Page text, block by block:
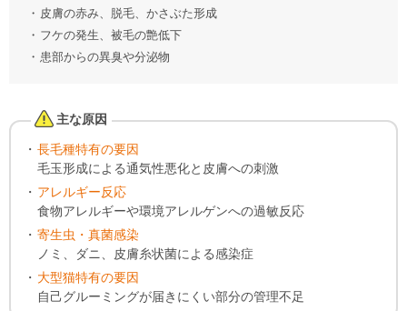
皮膚の赤み、脱毛、かさぶた形成
フケの発生、被毛の艶低下
患部からの異臭や分泌物
主な原因
長毛種特有の要因
毛玉形成による通気性悪化と皮膚への刺激
アレルギー反応
食物アレルギーや環境アレルゲンへの過敏反応
寄生虫・真菌感染
ノミ、ダニ、皮膚糸状菌による感染症
大型猫特有の要因
自己グルーミングが届きにくい部分の管理不足